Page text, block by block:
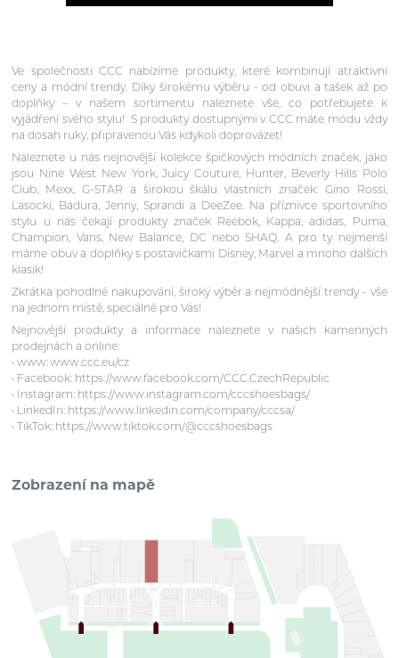
Ve společnosti CCC nabízíme produkty, které kombinují atraktivní
ceny a módní trendy. Díky širokému výběru - od obuvi a tašek až po
doplňky – v našem sortimentu naleznete vše, co potřebujete k
vyjádření svého stylu! S produkty dostupnými v CCC máte módu vždy
na dosah ruky, připravenou Vás kdykoli doprovázet!
Naleznete u nás nejnovější kolekce špičkových módních značek, jako
jsou Nine West New York, Juicy Couture, Hunter, Beverly Hills Polo
Club, Mexx, G-STAR a širokou škálu vlastních značek: Gino Rossi,
Lasocki, Badura, Jenny, Sprandi a DeeZee. Na příznivce sportovního
stylu u nás čekají produkty značek Reebok, Kappa, adidas, Puma,
Champion, Vans, New Balance, DC nebo SHAQ. A pro ty nejmenší
máme obuv a doplňky s postavičkami Disney, Marvel a mnoho dalších
klasik!
Zkrátka pohodlné nakupování, široký výběr a nejmódnější trendy - vše
na jednom místě, speciálně pro Vás!
Nejnovější produkty a informace naleznete v našich kamenných
prodejnách a online:
• www: www.ccc.eu/cz
• Facebook: https://www.facebook.com/CCC.CzechRepublic
• Instagram: https://www.instagram.com/cccshoesbags/
• LinkedIn: https://www.linkedin.com/company/cccsa/
• TikTok: https://www.tiktok.com/@cccshoesbags
Zobrazení na mapě